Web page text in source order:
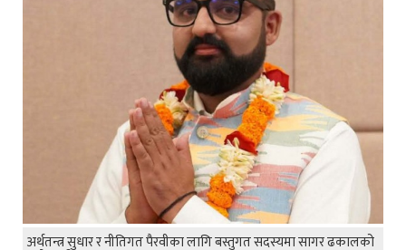
अर्थतन्त्र सुधार र नीतिगत पैरवीका लागि बस्तुगत सदस्यमा सागर ढकालको